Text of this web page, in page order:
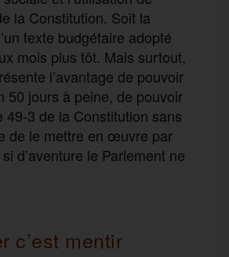
la Constitution. Soit la
texte budgétaire adopté
mois plus tôt. Mais surtout,
l’avantage de pouvoir
50 jours à peine, de pouvoir
49-3 de la Constitution sans
de le mettre en œuvre par
d’aventure le Parlement ne
c’est mentir